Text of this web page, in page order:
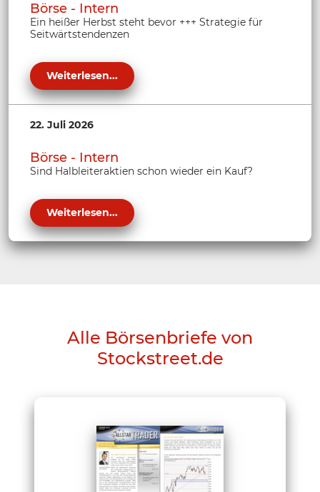
Börse - Intern
Ein heißer Herbst steht bevor +++ Strategie für
Seitwärtstendenzen
Weiterlesen...
22. Juli 2026
Börse - Intern
Sind Halbleiteraktien schon wieder ein Kauf?
Weiterlesen...
Alle Börsenbriefe von
Stockstreet.de